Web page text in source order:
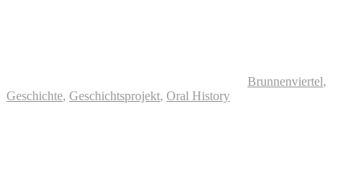
Brunnenviertel,
Geschichte, Geschichtsprojekt, Oral History